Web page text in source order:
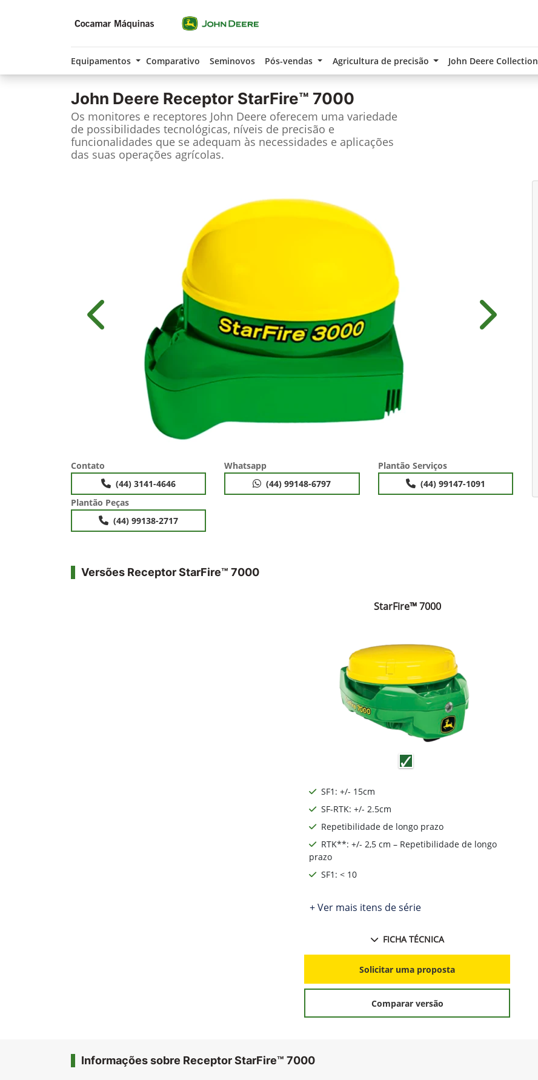
Equipamentos Comparativo Seminovos Pós-vendas Agricultura de precisão John Deere Collection
John Deere Receptor StarFire™ 7000
Os monitores e receptores John Deere oferecem uma variedade
de possibilidades tecnológicas, níveis de precisão e
funcionalidades que se adequam às necessidades e aplicações
das suas operações agrícolas.
Anterior Próximo
Contato
(44) 3141-4646
Whatsapp
(44) 99148-6797
Plantão Serviços
(44) 99147-1091
Plantão Peças
(44) 99138-2717
Versões Receptor StarFire™ 7000
StarFire™ 7000
SF1: +/- 15cm
SF-RTK: +/- 2.5cm
Repetibilidade de longo prazo
RTK**: +/- 2,5 cm – Repetibilidade de longo
prazo
SF1: < 10
+ Ver mais itens de série
FICHA TÉCNICA
Solicitar uma proposta
Comparar versão
Informações sobre Receptor StarFire™ 7000